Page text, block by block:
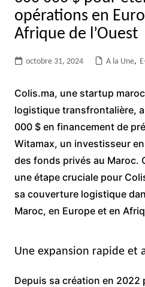
opérations en
Afrique de l’Ouest
octobre 31, 2024 A la Une,
Colis.ma, une startup
logistique transfrontalière,
000 $ en financement de
Witamax, un investisseur
des fonds privés au Maroc.
une étape cruciale pour
sa couverture logistique
Maroc, en Europe et en
Une expansion rapide et
Depuis sa création en 2022